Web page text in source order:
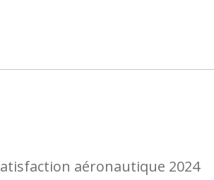
aéronautique 2024